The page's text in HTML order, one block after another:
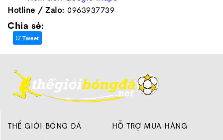
Hotline / Zalo: 0963937739
Chia sẻ:
Tweet
THẾ GIỚI BÓNG ĐÁ HỖ TRỢ MUA HÀNG